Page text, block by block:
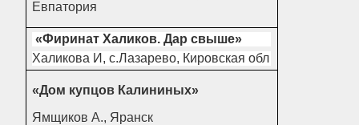
Евпатория
«Фиринат Халиков. Дар свыше»
Халикова И, с.Лазарево, Кировская обл
«Дом купцов Калининых»
Ямщиков А., Яранск